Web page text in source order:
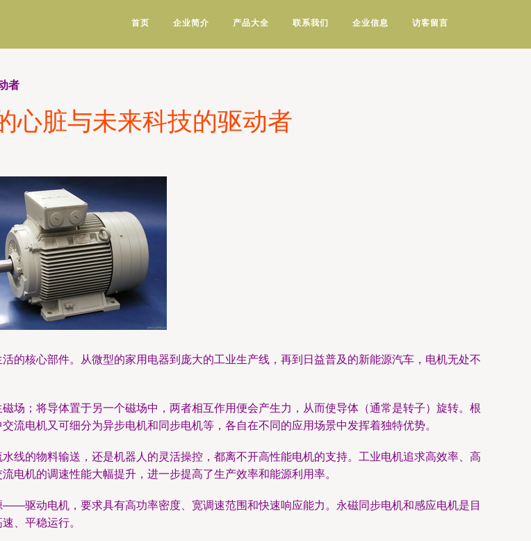
首页 企业简介 产品大全 联系我们 企业信息 访客留言
者
心脏与未来科技的驱动者
的核心部件。从微型的家用电器到庞大的工业生产线，再到日益普及的新能源汽车，电机无处不
场；将导体置于另一个磁场中，两者相互作用便会产生力，从而使导体（通常是转子）旋转。根
流电机又可细分为异步电机和同步电机等，各自在不同的应用场景中发挥着独特优势。
线的物料输送，还是机器人的灵活操控，都离不开高性能电机的支持。工业电机追求高效率、高
电机的调速性能大幅提升，进一步提高了生产效率和能源利用率。
驱动电机，要求具有高功率密度、宽调速范围和快速响应能力。永磁同步电机和感应电机是目
、平稳运行。